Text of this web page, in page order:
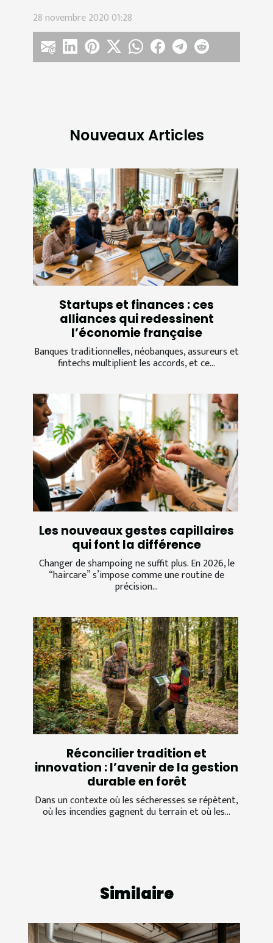
28 novembre 2020 01:28
Nouveaux Articles
Startups et finances : ces
alliances qui redessinent
l’économie française
Banques traditionnelles, néobanques, assureurs et
fintechs multiplient les accords, et ce...
Les nouveaux gestes capillaires
qui font la différence
Changer de shampoing ne suffit plus. En 2026, le
“haircare” s’impose comme une routine de
précision...
Réconcilier tradition et
innovation : l’avenir de la gestion
durable en forêt
Dans un contexte où les sécheresses se répètent,
où les incendies gagnent du terrain et où les...
Similaire